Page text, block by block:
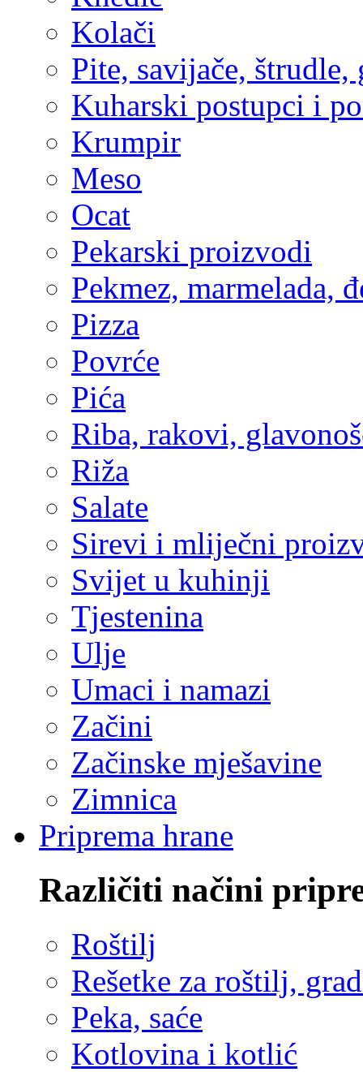
Kolači
Pite, savijače, štrudle,
Kuharski postupci i
Krumpir
Meso
Ocat
Pekarski proizvodi
Pekmez, marmelada,
Pizza
Povrće
Pića
Riba, rakovi,
Riža
Salate
Sirevi i mliječni
Svijet u kuhinji
Tjestenina
Ulje
Umaci i namazi
Začini
Začinske mješavine
Zimnica
Priprema hrane
Različiti načini
Roštilj
Rešetke za roštilj,
Peka, saće
Kotlovina i kotlić